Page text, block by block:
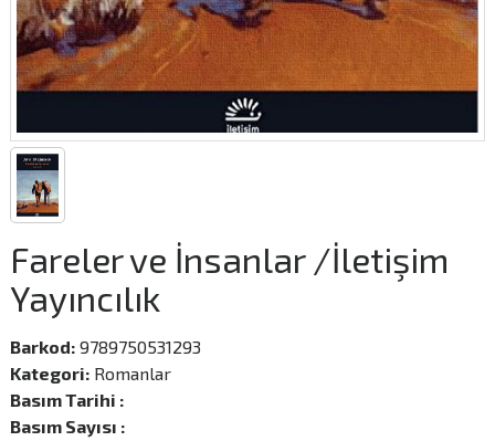
Fareler ve İnsanlar /İletişim
Yayıncılık
Barkod:9789750531293
Kategori: Romanlar
Basım Tarihi :
Basım Sayısı :